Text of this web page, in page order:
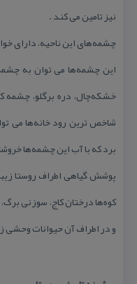
نیز تامین می كند .
چشمه‌های این ناحیه، دارای
این چشمه‌ها می توان به
خشكه‌چال، دره برگلو، چشمه
شاخص ترین رود خانه‌ها می
برد كه با آب این چشمه‌ها
پوشش گیاهی اطراف روستا
كوه‌ها درختان كاج، سوزنی
و در اطراف آن حیوانات وحشی